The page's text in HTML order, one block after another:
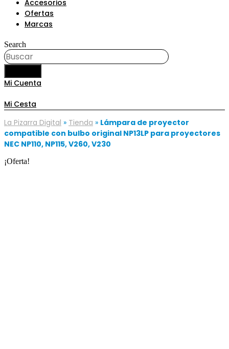
Accesorios
Ofertas
Marcas
Search
Mi Cuenta
Mi Cesta
La Pizarra Digital » Tienda » Lámpara de proyector
compatible con bulbo original NP13LP para proyectores
NEC NP110, NP115, V260, V230
¡Oferta!